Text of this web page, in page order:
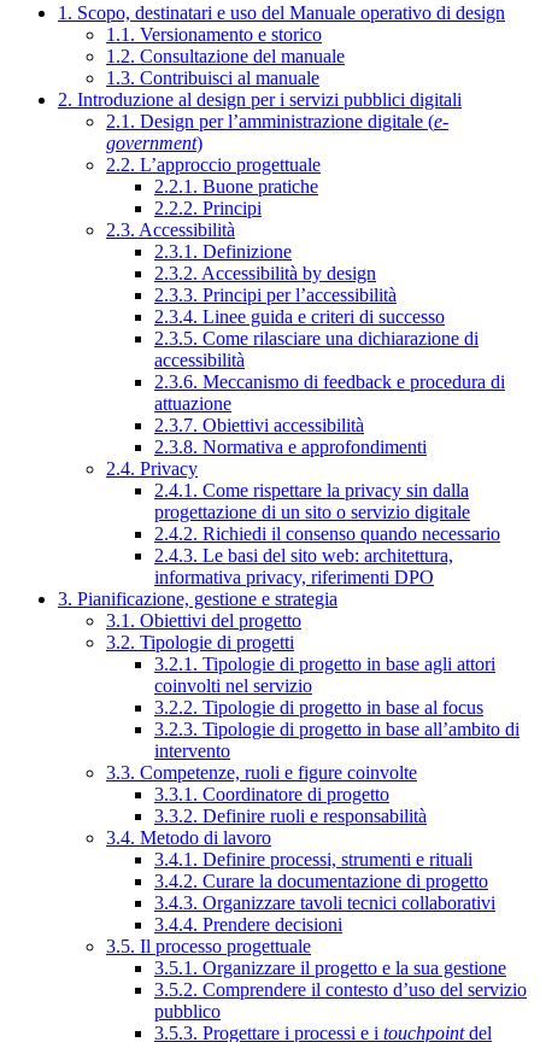
1. Scopo, destinatari e uso del Manuale operativo di design
1.1. Versionamento e storico
1.2. Consultazione del manuale
1.3. Contribuisci al manuale
2. Introduzione al design per i servizi pubblici digitali
2.1. Design per l’amministrazione digitale (e-
government)
2.2. L’approccio progettuale
2.2.1. Buone pratiche
2.2.2. Principi
2.3. Accessibilità
2.3.1. Definizione
2.3.2. Accessibilità by design
2.3.3. Principi per l’accessibilità
2.3.4. Linee guida e criteri di successo
2.3.5. Come rilasciare una dichiarazione di
accessibilità
2.3.6. Meccanismo di feedback e procedura di
attuazione
2.3.7. Obiettivi accessibilità
2.3.8. Normativa e approfondimenti
2.4. Privacy
2.4.1. Come rispettare la privacy sin dalla
progettazione di un sito o servizio digitale
2.4.2. Richiedi il consenso quando necessario
2.4.3. Le basi del sito web: architettura,
informativa privacy, riferimenti DPO
3. Pianificazione, gestione e strategia
3.1. Obiettivi del progetto
3.2. Tipologie di progetti
3.2.1. Tipologie di progetto in base agli attori
coinvolti nel servizio
3.2.2. Tipologie di progetto in base al focus
3.2.3. Tipologie di progetto in base all’ambito di
intervento
3.3. Competenze, ruoli e figure coinvolte
3.3.1. Coordinatore di progetto
3.3.2. Definire ruoli e responsabilità
3.4. Metodo di lavoro
3.4.1. Definire processi, strumenti e rituali
3.4.2. Curare la documentazione di progetto
3.4.3. Organizzare tavoli tecnici collaborativi
3.4.4. Prendere decisioni
3.5. Il processo progettuale
3.5.1. Organizzare il progetto e la sua gestione
3.5.2. Comprendere il contesto d’uso del servizio
pubblico
3.5.3. Progettare i processi e i touchpointdel